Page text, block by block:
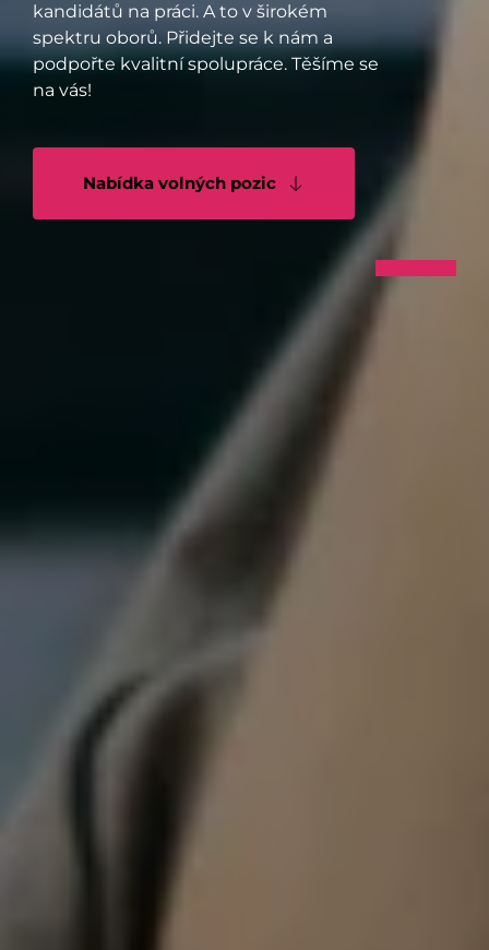
kandidátů na práci. A to v širokém
spektru oborů. Přidejte se k nám a
podpořte kvalitní spolupráce. Těšíme se
na vás!
Nabídka volných pozic